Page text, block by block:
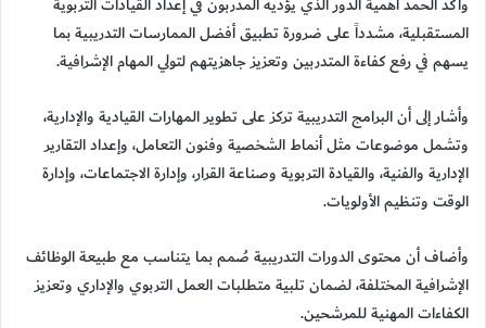
المستقبلية، مشدداً على ضرورة تطبيق أفضل الممارسات التدريبية بما
يسهم في رفع كفاءة المتدربين وتعزيز جاهزيتهم لتولي المهام الإشرافية.
وأشار إلى أن البرامج التدريبية تركز على تطوير المهارات القيادية والإدارية،
وتشمل موضوعات مثل أنماط الشخصية وفنون التعامل، وإعداد التقارير
الإدارية والفنية، والقيادة التربوية وصناعة القرار، وإدارة الاجتماعات، وإدارة
الوقت وتنظيم الأولويات.
وأضاف أن محتوى الدورات التدريبية صُمم بما يتناسب مع طبيعة الوظائف
الإشرافية المختلفة، لضمان تلبية متطلبات العمل التربوي والإداري وتعزيز
الكفاءات المهنية للمرشحين.